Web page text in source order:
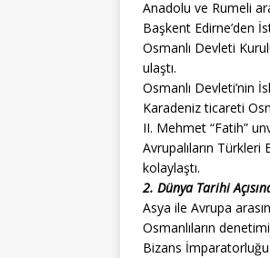
Anadolu ve Rumeli
Başkent Edirne’den
Osmanlı Devleti
ulaştı.
Osmanlı Devleti’nin
Karadeniz ticareti
II. Mehmet “Fatih”
Avrupalıların Türkleri
kolaylaştı.
2. Dünya Tarihi
Asya ile Avrupa
Osmanlıların
Bizans İmparatorluğu